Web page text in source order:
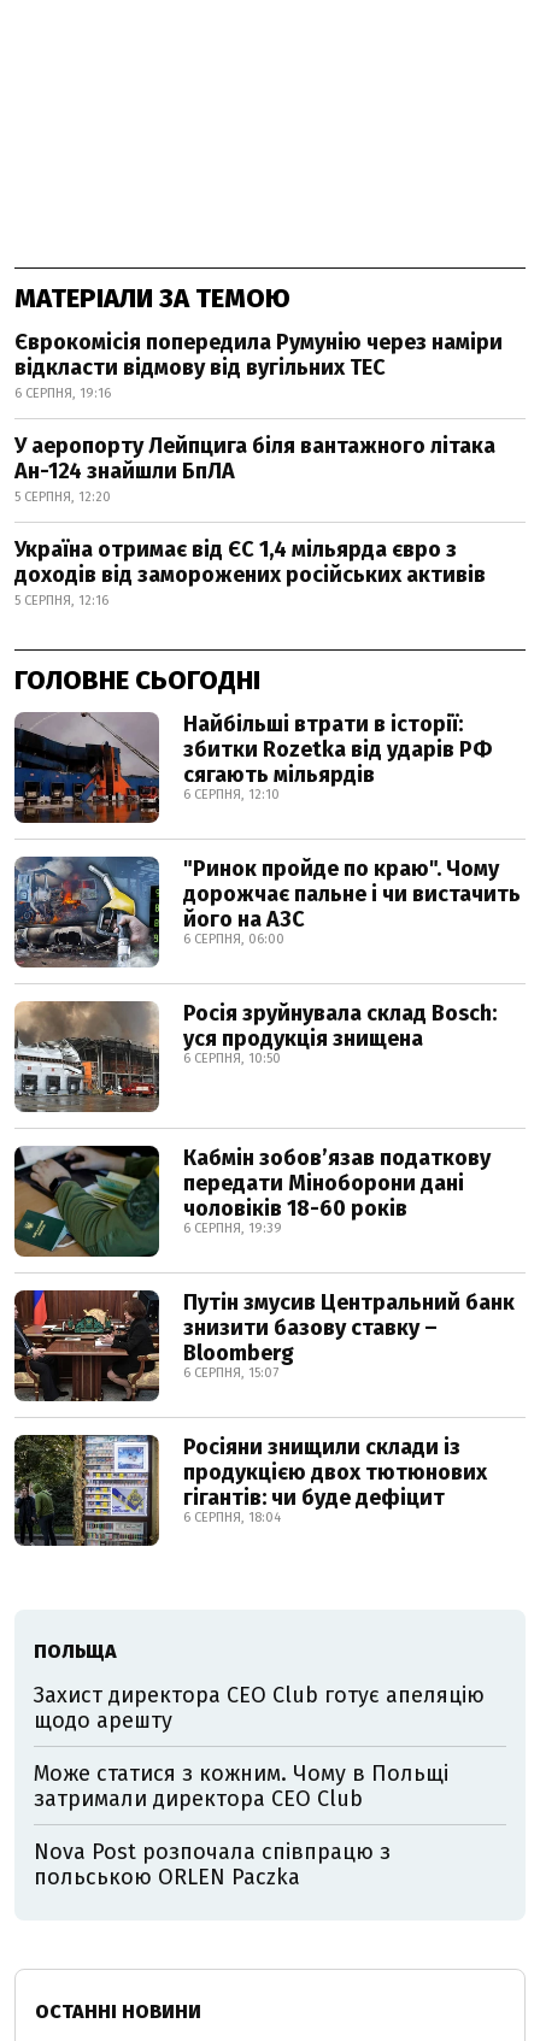
МАТЕРІАЛИ ЗА ТЕМОЮ
Єврокомісія попередила Румунію через наміри
відкласти відмову від вугільних ТЕС
6 СЕРПНЯ, 19:16
У аеропорту Лейпцига біля вантажного літака
Ан-124 знайшли БпЛА
5 СЕРПНЯ, 12:20
Україна отримає від ЄС 1,4 мільярда євро з
доходів від заморожених російських активів
5 СЕРПНЯ, 12:16
ГОЛОВНЕ СЬОГОДНІ
Найбільші втрати в історії:
збитки Rozetka від ударів РФ
сягають мільярдів
6 СЕРПНЯ, 12:10
"Ринок пройде по краю". Чому
дорожчає пальне і чи вистачить
його на АЗС
6 СЕРПНЯ, 06:00
Росія зруйнувала склад Bosch:
уся продукція знищена
6 СЕРПНЯ, 10:50
Кабмін зобовʼязав податкову
передати Міноборони дані
чоловіків 18-60 років
6 СЕРПНЯ, 19:39
Путін змусив Центральний банк
знизити базову ставку –
Bloomberg
6 СЕРПНЯ, 15:07
Росіяни знищили склади із
продукцією двох тютюнових
гігантів: чи буде дефіцит
6 СЕРПНЯ, 18:04
ПОЛЬЩА
Захист директора CEO Club готує апеляцію
щодо арешту
Може статися з кожним. Чому в Польщі
затримали директора CEO Club
Nova Post розпочала співпрацю з
польською ORLEN Paczka
ОСТАННІ НОВИНИ